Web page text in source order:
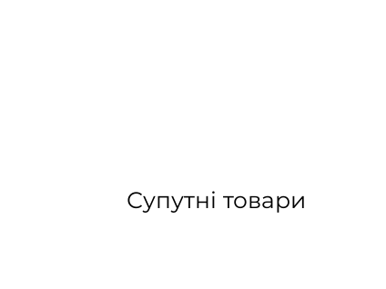
Супутні товари